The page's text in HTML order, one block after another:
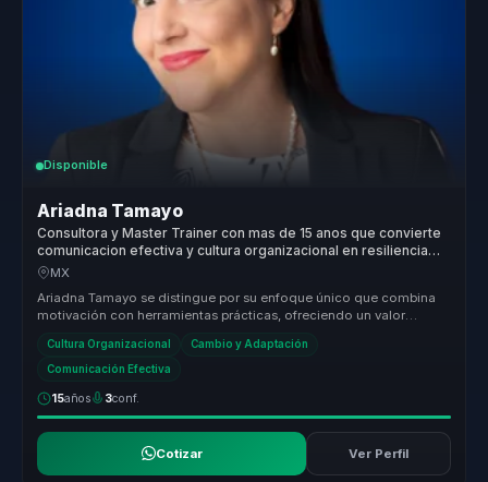
Disponible
Ariadna Tamayo
Consultora y Master Trainer con mas de 15 anos que convierte
comunicacion efectiva y cultura organizacional en resiliencia
para empresas y equipos.
MX
Ariadna Tamayo se distingue por su enfoque único que combina
motivación con herramientas prácticas, ofreciendo un valor
Cultura Organizacional Cambio y Adaptación
Comunicación Efectiva
15años 3conf.
Cotizar Ver Perfil